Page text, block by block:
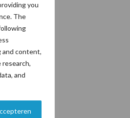
you
The
and content,
and
bij
heeft
een